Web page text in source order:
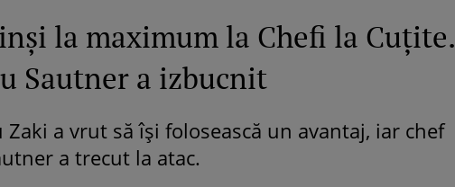
la maximum la Chefi la Cuțite.
Sautner a izbucnit
Zaki a vrut să își folosească un avantaj, iar chef
a trecut la atac.